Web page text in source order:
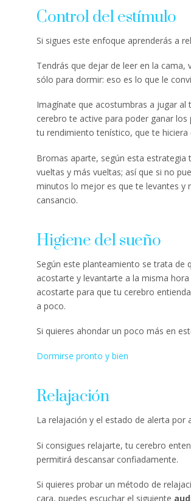
Control del estímulo
Si sigues este enfoque aprenderás a
Tendrás que dejar de leer en la cama,
sólo para dormir: eso es lo que le
Imagínate que acostumbras a jugar al
cerebro te active para poder ganar
tu rendimiento tenístico, que te
Bromas aparte, según esta
vueltas y más vueltas; así que si no
minutos lo mejor es que te levantes y
cansancio.
Higiene del sueño
Según este planteamiento se trata de
acostarte y levantarte a la misma
acostarte para que tu cerebro
a poco.
Si quieres ahondar un poco más en
Dormirse pronto y bien
Relajación
La relajación y el estado de alerta por
Si consigues relajarte, tu cerebro
permitirá descansar confiadamente.
Si quieres probar un método de
cara, puedes escuchar el siguiente